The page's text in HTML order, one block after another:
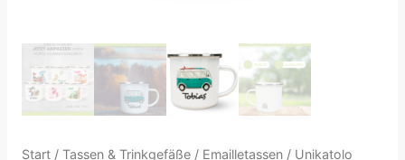
Start/ Tassen & Trinkgefäße/ Emailletassen/ Unikatolo